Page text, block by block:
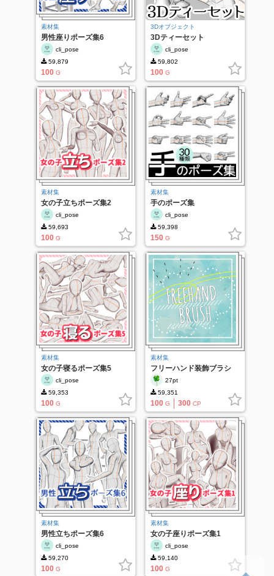
素材集
男性座りポーズ集6
cli_pose
59,879
100 G
3Dオブジェクト
3Dティーセット
cli_pose
59,802
100 G
素材集
女の子立ちポーズ集2
cli_pose
59,693
100 G
素材集
手のポーズ集
cli_pose
59,398
150 G
素材集
女の子寝るポーズ集5
cli_pose
59,353
100 G
素材集
フリーハンド装飾ブラシ
27pt
59,351
100 G 300 CP
素材集
男性立ちポーズ集6
cli_pose
59,270
100 G
素材集
女の子座りポーズ集1
cli_pose
59,140
100 G